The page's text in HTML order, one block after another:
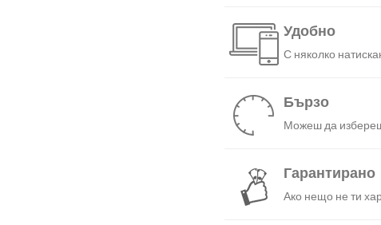
Удобно
С няколко
Бързо
Можеш да избереш
Гарантирано
Ако нещо не ти